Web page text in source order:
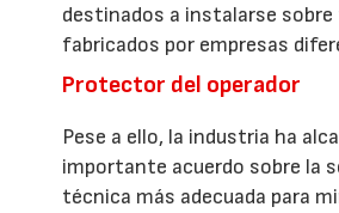
destinados a instalarse
fabricados por empresas
Protector del operador
Pese a ello, la industria ha
importante acuerdo sobre la
técnica más adecuada para